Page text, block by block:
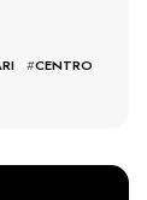
#CENTRO